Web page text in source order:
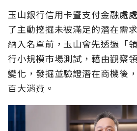
玉山銀行信用卡暨支付金融處
了主動挖掘未被滿足的潛在需
納入名單前，玉山會先透過「
行小規模市場測試，藉由觀察
變化，發掘並驗證潛在商機後
百大消費。